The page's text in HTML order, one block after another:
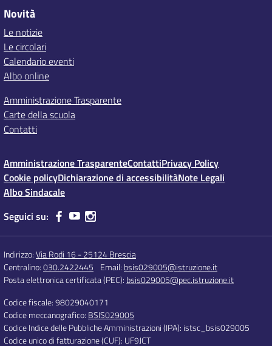
Novità
Le notizie
Le circolari
Calendario eventi
Albo online
Amministrazione Trasparente
Carte della scuola
Contatti
Amministrazione TrasparenteContattiPrivacy Policy
Cookie policyDichiarazione di accessibilitàNote Legali
Albo Sindacale
Seguici su:
Indirizzo:Via Rodi 16 - 25124 Brescia
Centralino:030.2422445 Email: bsis029005@istruzione.it
Posta elettronica certificata (PEC): bsis029005@pec.istruzione.it
Codice fiscale: 98029040171
Codice meccanografico: BSIS029005
Codice Indice delle Pubbliche Amministrazioni (IPA): istsc_bsis029005
Codice unico di fatturazione (CUF): UF9JCT